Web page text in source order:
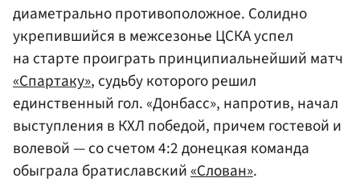
диаметрально противоположное. Солидно
укрепившийся в межсезонье ЦСКА успел
на старте проиграть принципиальнейший матч
«Спартаку», судьбу которого решил
единственный гол. «Донбасс», напротив, начал
выступления в КХЛ победой, причем гостевой и
волевой — со счетом 4:2 донецкая команда
обыграла братиславский«Слован».